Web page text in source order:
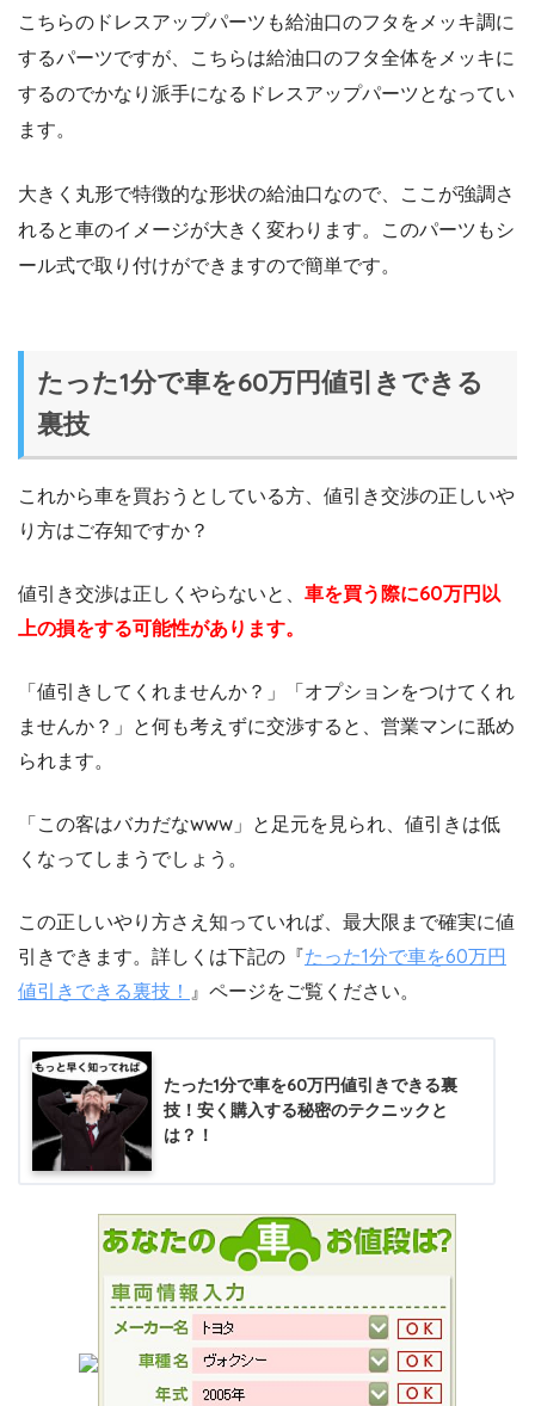
こちらのドレスアップパーツも給油口のフタをメッキ調に
するパーツですが、こちらは給油口のフタ全体をメッキに
するのでかなり派手になるドレスアップパーツとなってい
ます。
大きく丸形で特徴的な形状の給油口なので、ここが強調さ
れると車のイメージが大きく変わります。このパーツもシ
ール式で取り付けができますので簡単です。
たった1分で車を60万円値引きできる
裏技
これから車を買おうとしている方、値引き交渉の正しいや
り方はご存知ですか？
値引き交渉は正しくやらないと、 車を買う際に60万円以
上の損をする可能性があります。
「値引きしてくれませんか？」「オプションをつけてくれ
ませんか？」と何も考えずに交渉すると、営業マンに舐め
られます。
「この客はバカだなwww」と足元を見られ、値引きは低
くなってしまうでしょう。
この正しいやり方さえ知っていれば、最大限まで確実に値
引きできます。詳しくは下記の『たった1分で車を60万円
値引きできる裏技！ 』ページをご覧ください。
たった1分で車を60万円値引きできる裏
技！安く購入する秘密のテクニックと
は？！